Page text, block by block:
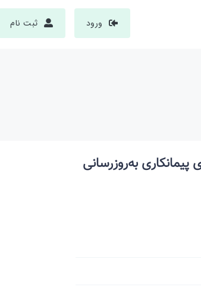
ورود ثبت نام
به‌روزرسانی